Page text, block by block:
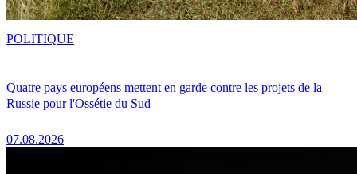
Quatre pays européens mettent en garde contre les projets de la
Russie pour l'Ossétie du Sud
07.08.2026
POLITIQUE